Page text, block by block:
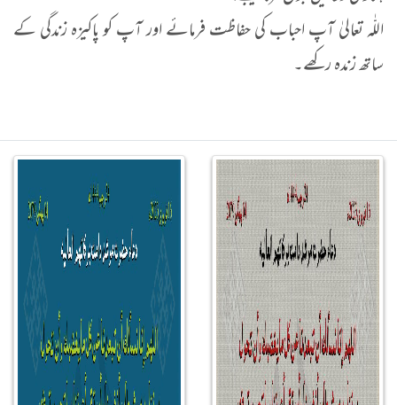
اللّٰہ تعالیٰ آپ احباب کی حفاظت فرمائے اور آپ کو پاکیزہ زندگی کے
ساتھ زندہ رکھے۔